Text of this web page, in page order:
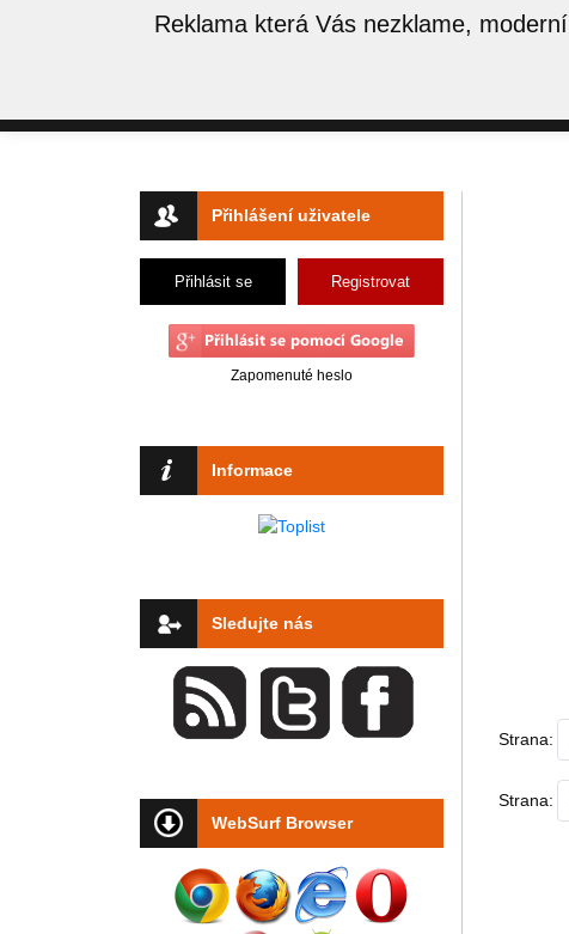
Reklama která Vás nezklame,
Přihlášení uživatele
Přihlásit se Registrovat
Zapomenuté heslo
Informace
Sledujte nás
WebSurf Browser
Strana:
Strana: